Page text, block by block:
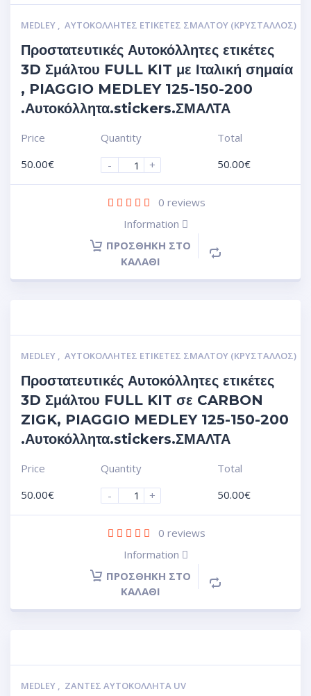
MEDLEY , ΑΥΤΟΚΌΛΛΗΤΕΣ ΕΤΙΚΈΤΕΣ ΣΜΆΛΤΟΥ (ΚΡΥΣΤΑΛΛΟΣ)
Προστατευτικές Αυτοκόλλητες ετικέτες
3D Σμάλτου FULL KIT με Ιταλική σημαία
, PIAGGIO MEDLEY 125-150-200
.Αυτοκόλλητα.stickers.ΣΜΑΛΤΑ
Price
50.00€
Quantity
-
+
Total
50.00€
0 reviews
Information
ΠΡΟΣΘΉΚΗ ΣΤΟ
ΚΑΛΆΘΙ
MEDLEY , ΑΥΤΟΚΌΛΛΗΤΕΣ ΕΤΙΚΈΤΕΣ ΣΜΆΛΤΟΥ (ΚΡΥΣΤΑΛΛΟΣ)
Προστατευτικές Αυτοκόλλητες ετικέτες
3D Σμάλτου FULL KIT σε CARBON
ZIGK, PIAGGIO MEDLEY 125-150-200
.Αυτοκόλλητα.stickers.ΣΜΑΛΤΑ
Price
50.00€
Quantity
-
+
Total
50.00€
0 reviews
Information
ΠΡΟΣΘΉΚΗ ΣΤΟ
ΚΑΛΆΘΙ
MEDLEY , ΖΆΝΤΕΣ ΑΥΤΟΚΌΛΛΗΤΑ UV